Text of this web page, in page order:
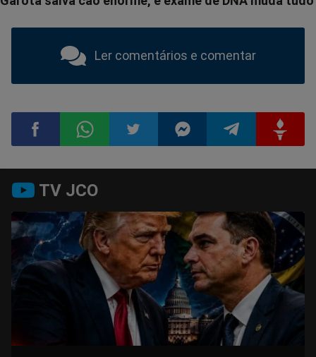
Ler comentários e comentar
no
Facebook
no
Whatsapp
no
Twitter
no
Messenger
no
Telegram
no
Gettr
TV JCO